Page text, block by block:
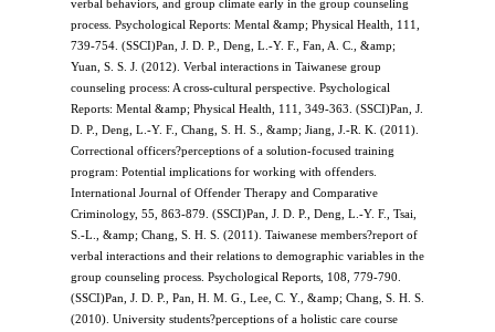
verbal behaviors, and group climate early in the group counseling
process. Psychological Reports: Mental &amp; Physical Health, 111,
739-754. (SSCI)Pan, J. D. P., Deng, L.-Y. F., Fan, A. C., &amp;
Yuan, S. S. J. (2012). Verbal interactions in Taiwanese group
counseling process: A cross-cultural perspective. Psychological
Reports: Mental &amp; Physical Health, 111, 349-363. (SSCI)Pan, J.
D. P., Deng, L.-Y. F., Chang, S. H. S., &amp; Jiang, J.-R. K. (2011).
Correctional officers?perceptions of a solution-focused training
program: Potential implications for working with offenders.
International Journal of Offender Therapy and Comparative
Criminology, 55, 863-879. (SSCI)Pan, J. D. P., Deng, L.-Y. F., Tsai,
S.-L., &amp; Chang, S. H. S. (2011). Taiwanese members?report of
verbal interactions and their relations to demographic variables in the
group counseling process. Psychological Reports, 108, 779-790.
(SSCI)Pan, J. D. P., Pan, H. M. G., Lee, C. Y., &amp; Chang, S. H. S.
(2010). University students?perceptions of a holistic care course